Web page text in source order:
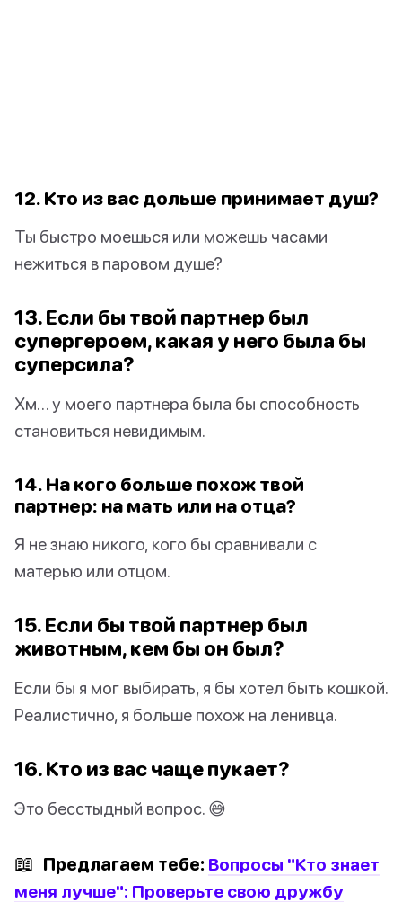
12. Кто из вас дольше принимает душ?
Ты быстро моешься или можешь часами
нежиться в паровом душе?
13. Если бы твой партнер был
супергероем, какая у него была бы
суперсила?
Хм… у моего партнера была бы способность
становиться невидимым.
14. На кого больше похож твой
партнер: на мать или на отца?
Я не знаю никого, кого бы сравнивали с
матерью или отцом.
15. Если бы твой партнер был
животным, кем бы он был?
Если бы я мог выбирать, я бы хотел быть кошкой.
Реалистично, я больше похож на ленивца.
16. Кто из вас чаще пукает?
Это бесстыдный вопрос. 😅
📖 Предлагаем тебе: Вопросы "Кто знает
меня лучше": Проверьте свою дружбу